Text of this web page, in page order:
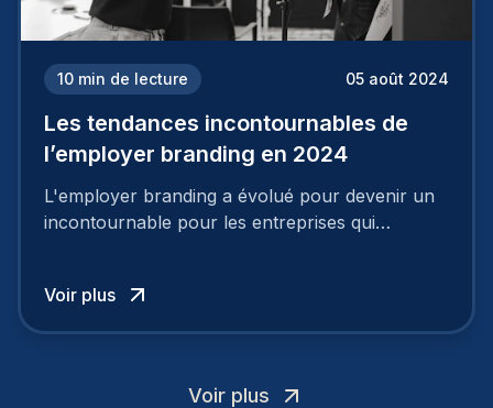
10 min de lecture 05 août 2024
Les tendances incontournables de
l’employer branding en 2024
L'employer branding a évolué pour devenir un
incontournable pour les entreprises qui
Voir plus
Voir plus